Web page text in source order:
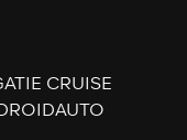
CRUISE